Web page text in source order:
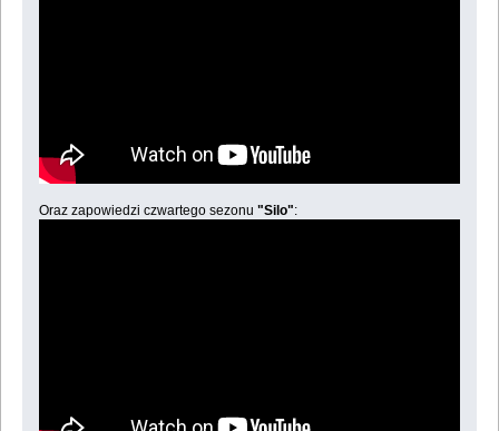
Oraz zapowiedzi czwartego sezonu "Silo":